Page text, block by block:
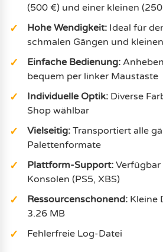
(500 €) und einer kleinen
Hohe Wendigkeit: Ideal für
schmalen Gängen und
Einfache Bedienung:
bequem per linker Maustaste
Individuelle Optik: Diverse
Shop wählbar
Vielseitig: Transportiert alle
Palettenformate
Plattform-Support:
Konsolen (PS5, XBS)
Ressourcenschonend: Kleine
3.26 MB
Fehlerfreie Log-Datei